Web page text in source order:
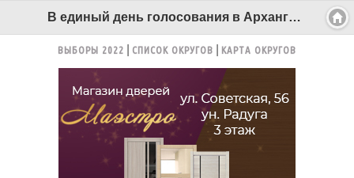
В единый день голосования в Архангельской области разыгрывались 217 депутатских мандатов - Беломорканал Северодвинск tv29.ru
ВЫБОРЫ 2022 СПИСОК ОКРУГОВ КАРТА ОКРУГОВ